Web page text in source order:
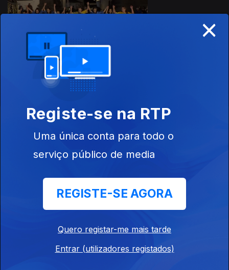
Instale a aplicaçãoRTP Play
Disponível para iOS, Android, Apple TV, Android TV e
×
Registe-se na RTP
Uma única conta para todo o
serviço público de media
REGISTE-SE AGORA
Quero registar-me mais tarde
Entrar (utilizadores registados)